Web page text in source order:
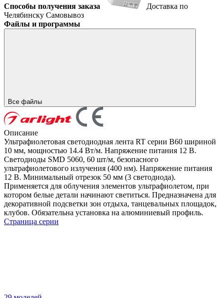
Способы получения заказа
Доставка по
Челябинску Самовывоз
Файлы и программы
Все файлы
Описание
Ультрафиолетовая светодиодная лента RT серии B60 шириной
10 мм, мощностью 14.4 Вт/м. Напряжение питания 12 В.
Светодиоды SMD 5060, 60 шт/м, безопасного
ультрафиолетового излучения (400 нм). Напряжение питания
12 В. Минимальный отрезок 50 мм (3 светодиода).
Применяется для облучения элементов ультрафиолетом, при
котором белые детали начинают светиться. Предназначена для
декоративной подсветки зон отдыха, танцевальных площадок,
клубов. Обязательна установка на алюминиевый профиль.
Страница серии